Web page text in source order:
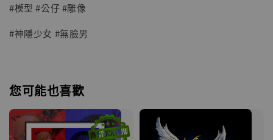
#模型 #公仔 #雕像
#神隱少女 #無臉男
您可能也喜歡